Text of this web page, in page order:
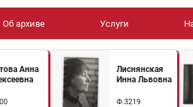
Об архиве Услуги
Анна
Лиснянская
Инна Львовна
Ф.3219